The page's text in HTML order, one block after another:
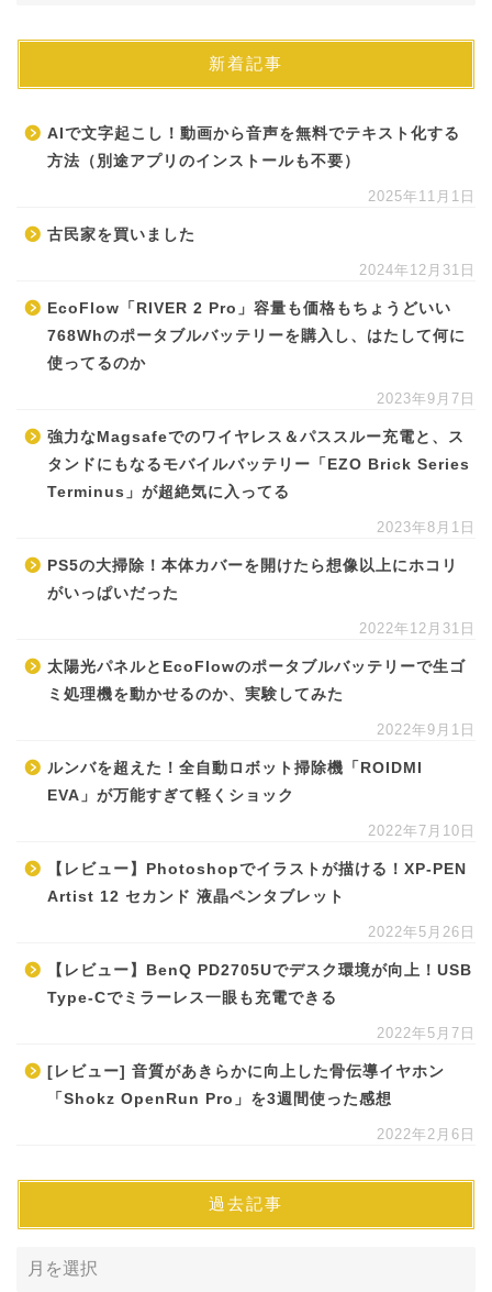
新着記事
AIで文字起こし！動画から音声を無料でテキスト化する
方法（別途アプリのインストールも不要）
2025年11月1日
古民家を買いました
2024年12月31日
EcoFlow「RIVER 2 Pro」容量も価格もちょうどいい
768Whのポータブルバッテリーを購入し、はたして何に
使ってるのか
2023年9月7日
強力なMagsafeでのワイヤレス＆パススルー充電と、ス
タンドにもなるモバイルバッテリー「EZO Brick Series
Terminus」が超絶気に入ってる
2023年8月1日
PS5の大掃除！本体カバーを開けたら想像以上にホコリ
がいっぱいだった
2022年12月31日
太陽光パネルとEcoFlowのポータブルバッテリーで生ゴ
ミ処理機を動かせるのか、実験してみた
2022年9月1日
ルンバを超えた！全自動ロボット掃除機「ROIDMI
EVA」が万能すぎて軽くショック
2022年7月10日
【レビュー】Photoshopでイラストが描ける！XP-PEN
Artist 12 セカンド 液晶ペンタブレット
2022年5月26日
【レビュー】BenQ PD2705Uでデスク環境が向上！USB
Type-Cでミラーレス一眼も充電できる
2022年5月7日
[レビュー] 音質があきらかに向上した骨伝導イヤホン
「Shokz OpenRun Pro」を3週間使った感想
2022年2月6日
過去記事